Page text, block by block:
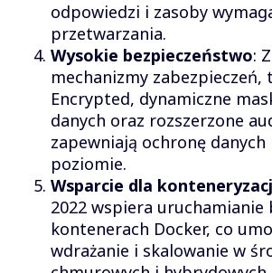
odpowiedzi i zasoby
przetwarzania.
Wysokie bezpieczeństwo:
mechanizmy zabezpieczeń,
Encrypted, dynamiczne
danych oraz rozszerzone
zapewniają ochronę danych
poziomie.
Wsparcie dla
2022 wspiera uruchamianie
kontenerach Docker, co
wdrażanie i skalowanie w